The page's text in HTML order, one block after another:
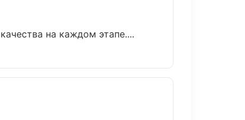
на каждом этапе....